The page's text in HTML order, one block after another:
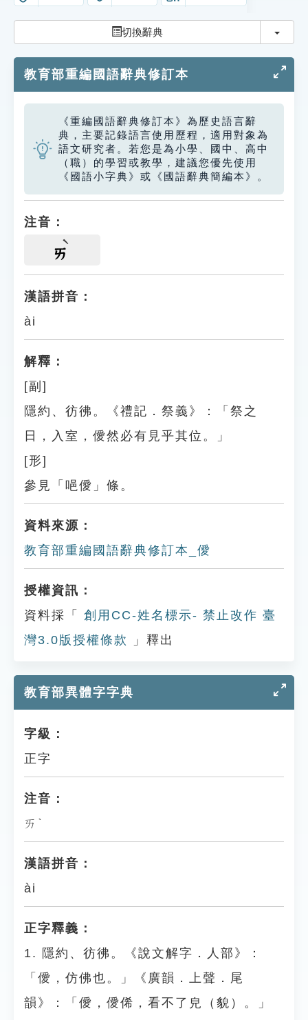
教學應用
貓頭鷹博士
切換辭典 切換
教育部重編國語辭典修訂本
《重編國語辭典修訂本》為歷史語言辭
典，主要記錄語言使用歷程，適用對象為
語文研究者。若您是為小學、國中、高中
（職）的學習或教學，建議您優先使用
《國語小字典》或《國語辭典簡編本》。
注音：
ㄞ
漢語拼音：
ài
解釋：
[副]
隱約、彷彿。《禮記．祭義》：「祭之
日，入室，僾然必有見乎其位。」
[形]
參見「唈僾」條。
資料來源：
教育部重編國語辭典修訂本_僾
授權資訊：
資料採「
創用CC-姓名標示- 禁止改作 臺
灣3.0版授權條款
」釋出
教育部異體字字典
字級：
正字
注音：
ㄞˋ
漢語拼音：
ài
正字釋義：
1. 隱約、彷彿。《說文解字．人部》：
「僾，仿佛也。」《廣韻．上聲．尾
韻》：「僾，僾俙，看不了皃（貌）。」